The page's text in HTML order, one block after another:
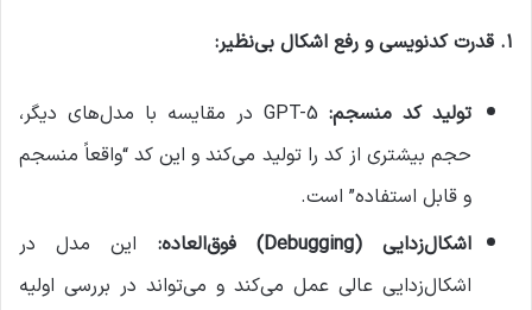
۱. قدرت کدنویسی و رفع اشکال بی‌نظیر:
تولید کد منسجم:
GPT-5 در مقایسه با مدل‌های دیگر،
حجم بیشتری از کد را تولید می‌کند و این کد “واقعاً منسجم
و قابل استفاده” است.
اشکال‌زدایی(Debugging) فوق‌العاده: این مدل در
اشکال‌زدایی عالی عمل می‌کند و می‌تواند در بررسی اولیه